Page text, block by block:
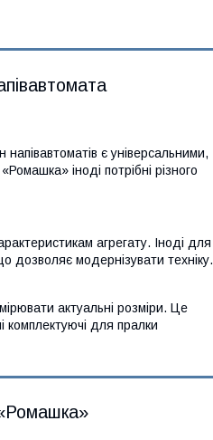
є універсальними,
іноді потрібні різного
агрегату. Іноді для
дозволяє модернізувати техніку.
актуальні розміри. Це
комплектуючі для пралки